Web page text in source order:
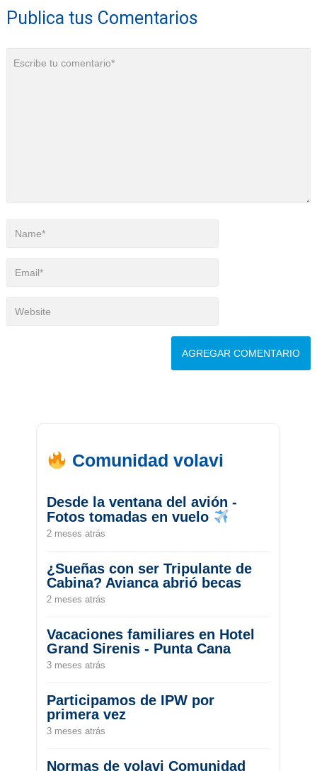
Publica tus Comentarios
Comunidad volavi
Desde la ventana del avión -
Fotos tomadas en vuelo
2 meses atrás
¿Sueñas con ser Tripulante de
Cabina? Avianca abrió becas
2 meses atrás
Vacaciones familiares en Hotel
Grand Sirenis - Punta Cana
3 meses atrás
Participamos de IPW por
primera vez
3 meses atrás
Normas de volavi Comunidad